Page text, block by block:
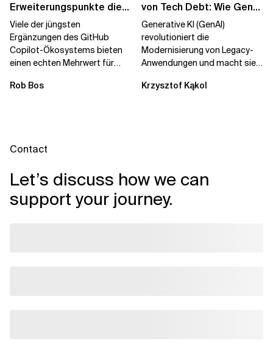
Erweiterungspunkte die
Governance brechen
Viele der jüngsten
Ergänzungen des GitHub
Copilot-Ökosystems bieten
einen echten Mehrwert für
aber auch die...
Rob Bos
von Tech Debt: Wie GenAI
die
Generative KI (GenAI)
revolutioniert die
Modernisierung von Legacy-
Anwendungen und macht sie
Durch die Automatisierung...
Krzysztof Kąkol
Contact
Let’s discuss how we can
support your journey.